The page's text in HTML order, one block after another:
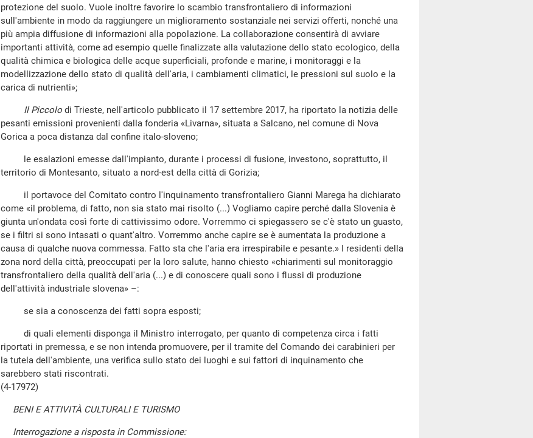
protezione del suolo. Vuole inoltre favorire lo scambio transfrontaliero di informazioni
sull'ambiente in modo da raggiungere un miglioramento sostanziale nei servizi offerti, nonché una
più ampia diffusione di informazioni alla popolazione. La collaborazione consentirà di avviare
importanti attività, come ad esempio quelle finalizzate alla valutazione dello stato ecologico, della
qualità chimica e biologica delle acque superficiali, profonde e marine, i monitoraggi e la
modellizzazione dello stato di qualità dell'aria, i cambiamenti climatici, le pressioni sul suolo e la
carica di nutrienti»;
Il Piccolo di Trieste, nell'articolo pubblicato il 17 settembre 2017, ha riportato la notizia delle
pesanti emissioni provenienti dalla fonderia «Livarna», situata a Salcano, nel comune di Nova
Gorica a poca distanza dal confine italo-sloveno;
le esalazioni emesse dall'impianto, durante i processi di fusione, investono, soprattutto, il
territorio di Montesanto, situato a nord-est della città di Gorizia;
il portavoce del Comitato contro l'inquinamento transfrontaliero Gianni Marega ha dichiarato
come «il problema, di fatto, non sia stato mai risolto (...) Vogliamo capire perché dalla Slovenia è
giunta un'ondata così forte di cattivissimo odore. Vorremmo ci spiegassero se c'è stato un guasto,
se i filtri si sono intasati o quant'altro. Vorremmo anche capire se è aumentata la produzione a
causa di qualche nuova commessa. Fatto sta che l'aria era irrespirabile e pesante.» I residenti della
zona nord della città, preoccupati per la loro salute, hanno chiesto «chiarimenti sul monitoraggio
transfrontaliero della qualità dell'aria (...) e di conoscere quali sono i flussi di produzione
dell'attività industriale slovena» –:
se sia a conoscenza dei fatti sopra esposti;
di quali elementi disponga il Ministro interrogato, per quanto di competenza circa i fatti
riportati in premessa, e se non intenda promuovere, per il tramite del Comando dei carabinieri per
la tutela dell'ambiente, una verifica sullo stato dei luoghi e sui fattori di inquinamento che
sarebbero stati riscontrati.
(4-17972)
BENI E ATTIVITÀ CULTURALI E TURISMO
Interrogazione a risposta in Commissione: